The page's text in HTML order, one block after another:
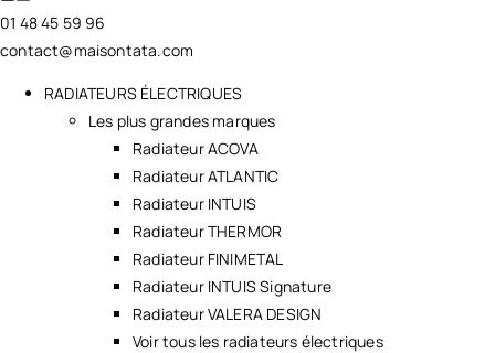
01 48 45 59 96
contact@maisontata.com
RADIATEURS ÉLECTRIQUES
Les plus grandes marques
Radiateur ACOVA
Radiateur ATLANTIC
Radiateur INTUIS
Radiateur THERMOR
Radiateur FINIMETAL
Radiateur INTUIS Signature
Radiateur VALERA DESIGN
Voir tous les radiateurs électriques